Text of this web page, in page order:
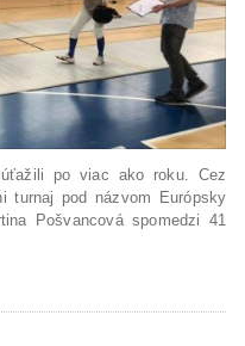
po viac ako roku. Cez
turnaj pod názvom Európsky
Pošvancová spomedzi 41